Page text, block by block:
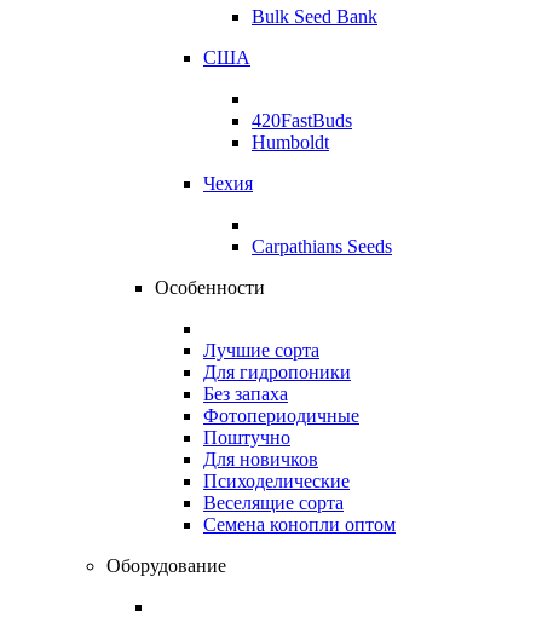
Bulk Seed Bank
США
420FastBuds
Humboldt
Чехия
Carpathians Seeds
Особенности
Лучшие сорта
Для гидропоники
Без запаха
Фотопериодичные
Поштучно
Для новичков
Психоделические
Веселящие сорта
Семена конопли оптом
Оборудование